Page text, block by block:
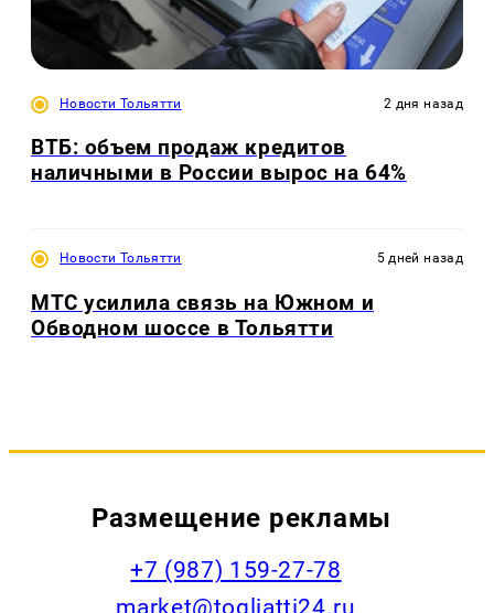
Новости Тольятти 2 дня назад
ВТБ: объем продаж кредитов
наличными в России вырос на 64%
Новости Тольятти 5 дней назад
МТС усилила связь на Южном и
Обводном шоссе в Тольятти
Размещение рекламы
+7 (987) 159-27-78
market@togliatti24.ru